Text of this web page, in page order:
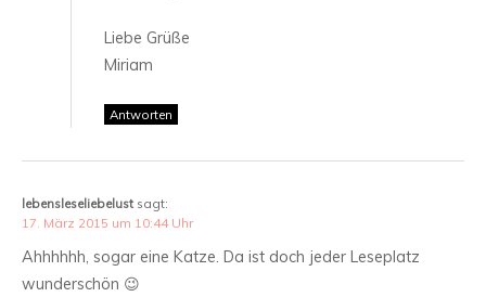
Liebe Grüße
Miriam
Antworten
lebensleseliebelust sagt:
17. März 2015 um 10:44 Uhr
Ahhhhhh, sogar eine Katze. Da ist doch jeder Leseplatz
wunderschön 😉